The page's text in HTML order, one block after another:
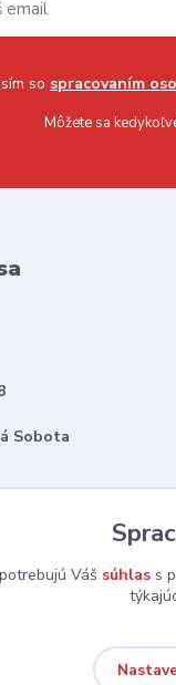
so spracovaním
Môžete sa
Sobota
Váš súhlas s